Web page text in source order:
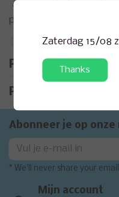
product
Toevoegen aan
Product informatie
Abonneer je op
* We'll never share your
Mijn account
Zaterdag 15/08
Thanks